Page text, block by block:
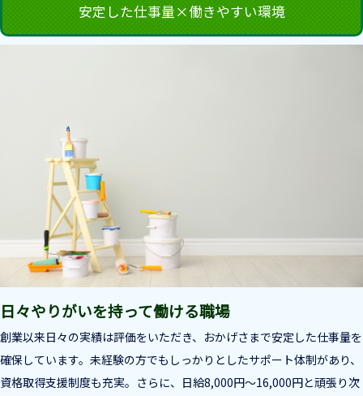
安定した仕事量×働きやすい環境
日々やりがいを持って働ける職場
創業以来日々の実績は評価をいただき、おかげさまで安定した仕事量を
確保しています。未経験の方でもしっかりとしたサポート体制があり、
資格取得支援制度も充実。さらに、日給8,000円～16,000円と頑張り次